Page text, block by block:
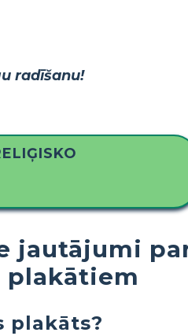
radīšanu!
jautājumi
plakāts?